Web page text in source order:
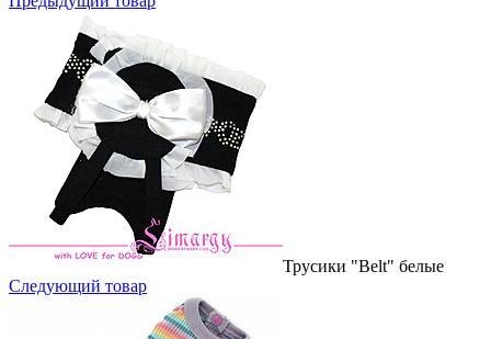
Трусики "Belt" белые
Следующий товар